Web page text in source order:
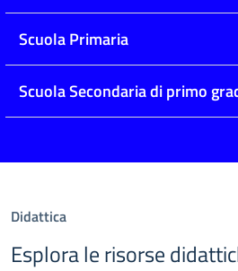
Scuola Primaria
Scuola Secondaria di primo
Didattica
Esplora le risorse